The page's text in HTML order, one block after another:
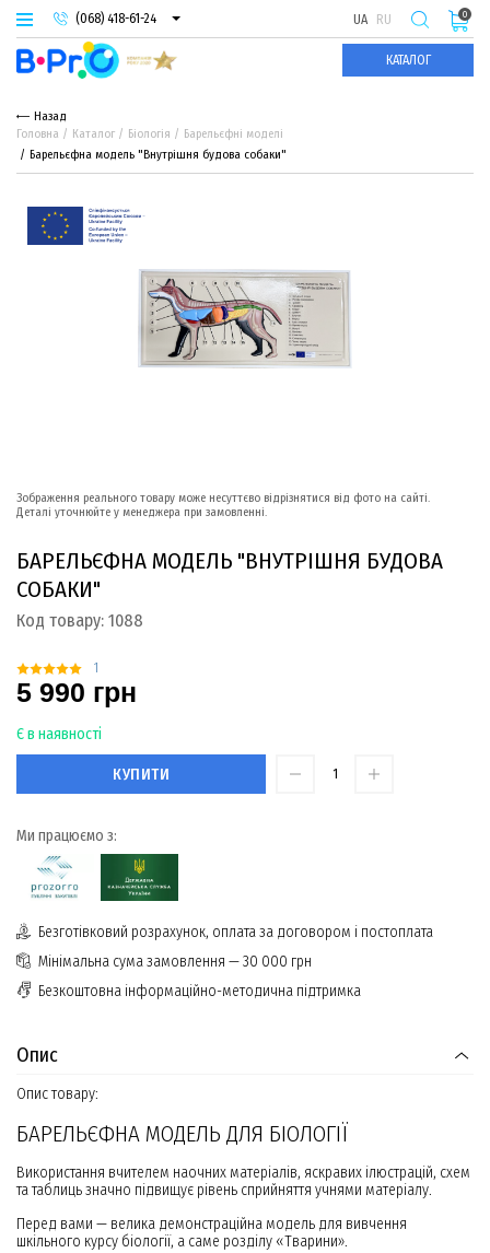
(068) 418-61-24
(093) 974-66-94
(095) 987-29-55
UA RU
КАТАЛОГ
0
Назад
Головна
Каталог Біологія
Барельєфні моделі
Барельєфна модель "Внутрішня будова собаки"
Зображення реального товару може несуттєво відрізнятися від фото на сайті.
Деталі уточнюйте у менеджера при замовленні.
БАРЕЛЬЄФНА МОДЕЛЬ "ВНУТРІШНЯ БУДОВА
СОБАКИ"
Код товару: 1088
1
5 990 грн
Є в наявності
КУПИТИ
Ми працюємо з:
Безготівковий розрахунок, оплата за договором і постоплата
Мінімальна сума замовлення — 30 000 грн
Безкоштовна інформаційно-методична підтримка
Опис
Опис товару:
БАРЕЛЬЄФНА МОДЕЛЬ ДЛЯ БІОЛОГІЇ
Використання вчителем наочних матеріалів, яскравих ілюстрацій, схем
та таблиць значно підвищує рівень сприйняття учнями матеріалу.
Перед вами — велика демонстраційна модель для вивчення
шкільного курсу біології, а саме розділу «Тварини».